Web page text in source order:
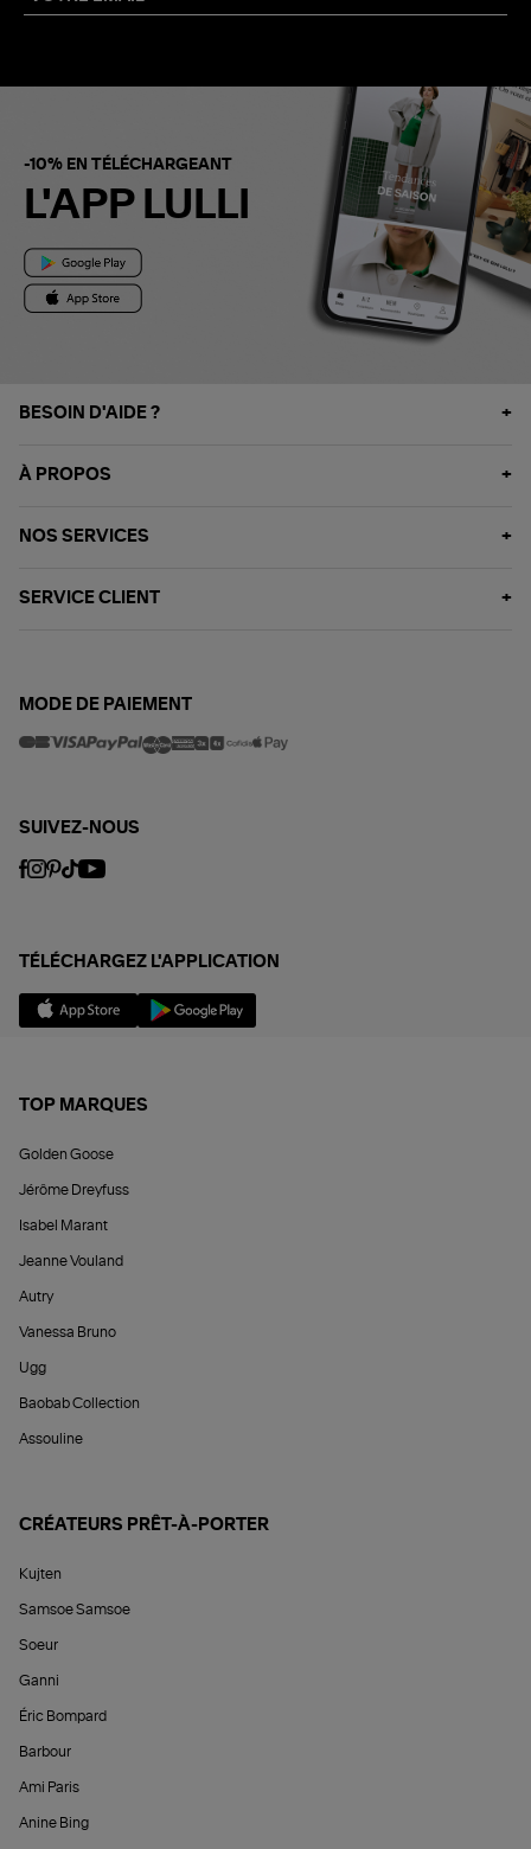
-10% EN TÉLÉCHARGEANT
L'APP LULLI
BESOIN D'AIDE ?
À PROPOS
NOS SERVICES
SERVICE CLIENT
MODE DE PAIEMENT
SUIVEZ-NOUS
TÉLÉCHARGEZ L'APPLICATION
TOP MARQUES
Golden Goose
Jérôme Dreyfuss
Isabel Marant
Jeanne Vouland
Autry
Vanessa Bruno
Ugg
Baobab Collection
Assouline
CRÉATEURS PRÊT-À-PORTER
Kujten
Samsoe Samsoe
Soeur
Ganni
Éric Bompard
Barbour
Ami Paris
Anine Bing